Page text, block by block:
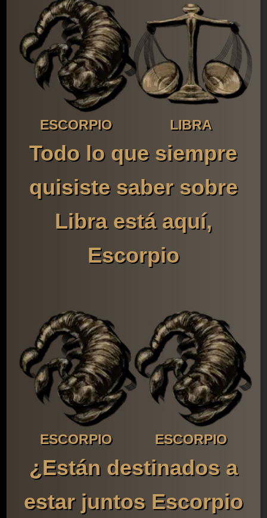
ESCORPIO LIBRA
Todo lo que siempre
quisiste saber sobre
Libra está aquí,
Escorpio
ESCORPIO ESCORPIO
¿Están destinados a
estar juntos Escorpio